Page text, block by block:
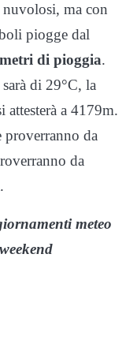
ma con
piogge dal
di pioggia.
di 29°C, la
a 4179m.
proverranno da
da
meteo